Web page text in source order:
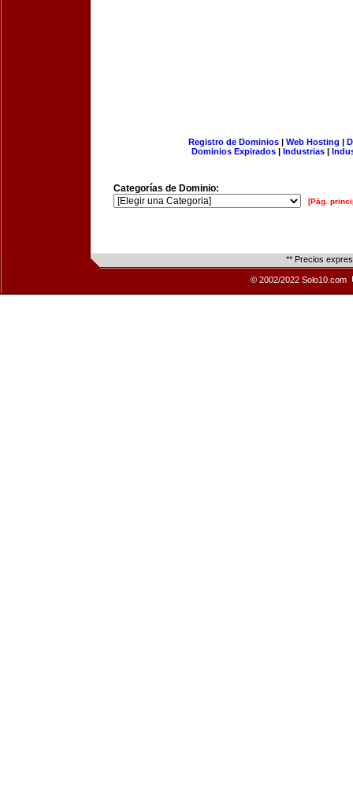
Registro de Dominios| Web Hosting |
Dominios Expirados | Industrias |
Categorías de Dominio:
[Pág.
** Precios
© 2002/2022 Solo10.com